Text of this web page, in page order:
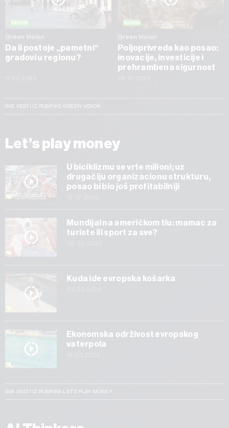
Green Vision
Da li postoje „pametni“
gradovi u regionu?
Green Vision
Poljoprivreda kao posao:
inovacije, investicije i
prehrambena sigurnost
SVE VESTI IZ RUBRIKE GREEN VISION
Let’s play money
U biciklizmu se vrte milioni; uz
drugačiju organizacionu strukturu,
posao bi bio još profitabilniji
Mundijal na američkom tlu: mamac za
turiste ili sport za sve?
Kuda ide evropska košarka
Ekonomska održivost evropskog
vaterpola
SVE VESTI IZ RUBRIKE LET’S PLAY MONEY